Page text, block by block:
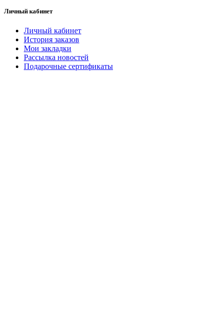
Личный кабинет
Личный кабинет
История заказов
Мои закладки
Рассылка новостей
Подарочные сертификаты